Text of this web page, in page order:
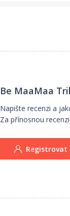
Be MaaMaa
Napište recenzi a
Za přínosnou
Registrovat